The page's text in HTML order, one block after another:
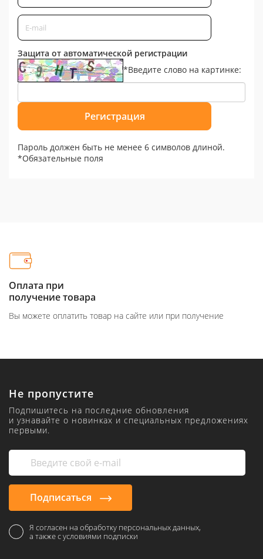
Защита от автоматической регистрации
*Введите слово на картинке:
Пароль должен быть не менее 6 символов длиной.
*Обязательные поля
Оплата при
получение товара
Вы можете оплатить товар на сайте или при получение
Не пропустите
Подпишитесь на последние обновления
и узнавайте о новинках и специальных предложениях
первыми.
Подписаться
Я согласен на обработку персональных данных,
а также с условиями подписки